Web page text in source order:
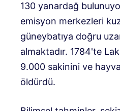
130 yanardağ
emisyon merkezleri
güneybatıya doğru
almaktadır. 1784'te
9.000 sakinini ve
öldürdü.